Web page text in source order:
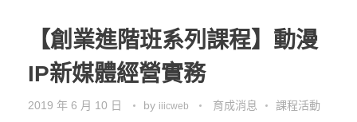
【創業進階班系列課程】動漫
IP新媒體經營實務
2019 年 6 月 10 日 by iiicweb 育成消息 課程活動